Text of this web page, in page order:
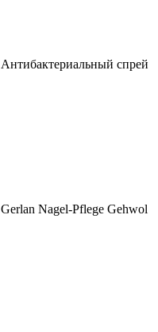
Антибактериальный спрей
Gerlan Nagel-Pflege Gehwol